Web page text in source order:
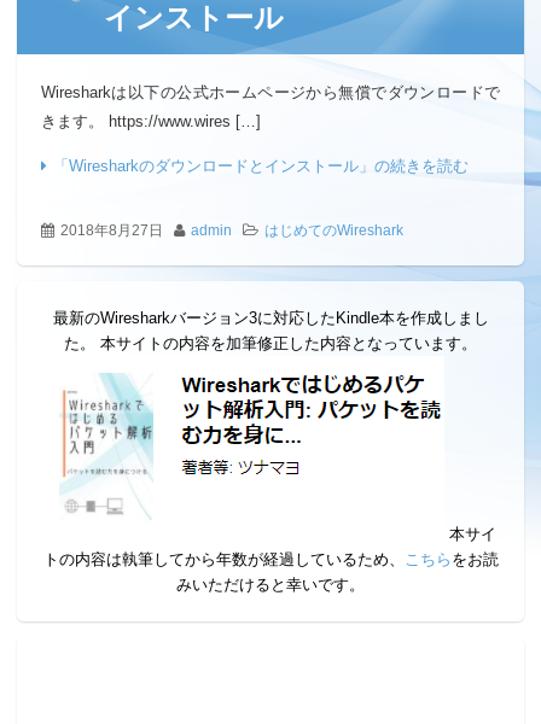
インストール
Wiresharkは以下の公式ホームページから無償でダウンロードで
きます。 https://www.wires […]
「Wiresharkのダウンロードとインストール」の続きを読む
2018年8月27日 admin はじめてのWireshark
最新のWiresharkバージョン3に対応したKindle本を作成しまし
た。 本サイトの内容を加筆修正した内容となっています。
本サイ
トの内容は執筆してから年数が経過しているため、 こちら をお読
みいただけると幸いです。